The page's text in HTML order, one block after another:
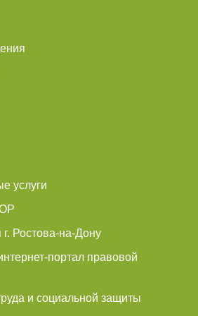
услуги
Ростова-на-Дону
портал правовой
и социальной защиты